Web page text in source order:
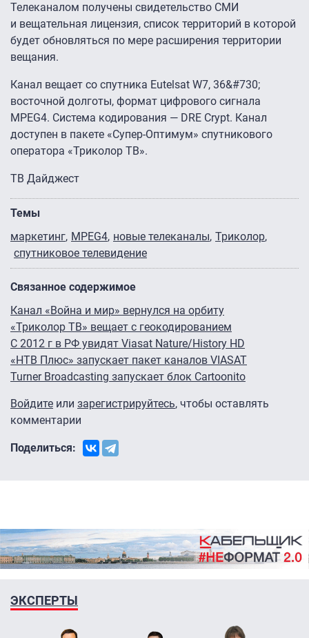
Телеканалом получены свидетельство СМИ
и вещательная лицензия, список территорий в которой
будет обновляться по мере расширения территории
вещания.
Канал вещает со спутника Eutelsat W7, 36&#730;
восточной долготы, формат цифрового сигнала
MPEG4. Система кодирования — DRE Crypt. Канал
доступен в пакете «Супер-Оптимум» спутникового
оператора «Триколор ТВ».
ТВ Дайджест
Темы
маркетинг MPEG4 новые телеканалы Триколор
спутниковое телевидение
Связанное содержимое
Канал «Война и мир» вернулся на орбиту
«Триколор ТВ» вещает с геокодированием
С 2012 г в РФ увидят Viasat Nature/History HD
«НТВ Плюс» запускает пакет каналов VIASAT
Turner Broadcasting запускает блок Cartoonito
Войдите или зарегистрируйтесь, чтобы оставлять
комментарии
Поделиться:
ЭКСПЕРТЫ